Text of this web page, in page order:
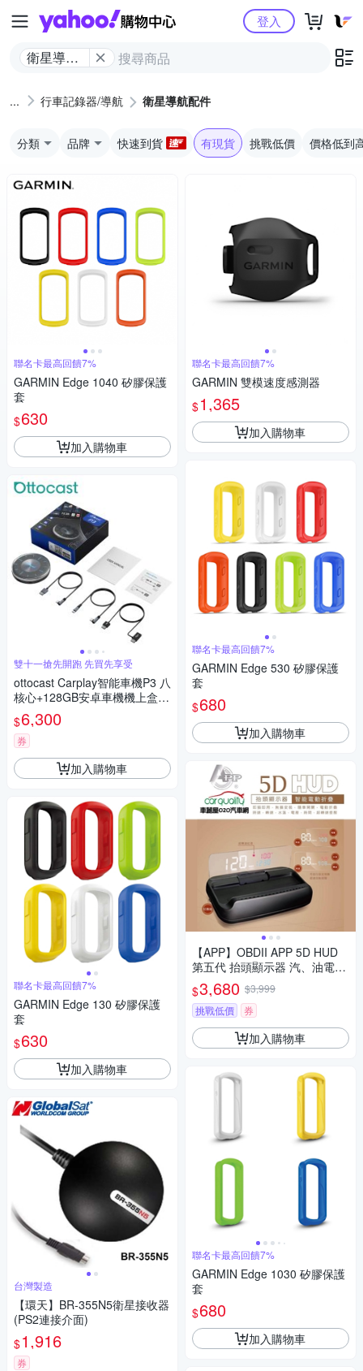
Yahoo購物中心
衛星導航
登入
行車記錄器/導航 衛星導航配件
分類 品牌 快速到貨 有現貨 挑戰低價 價格低到
聯名卡最高回饋7%
GARMIN Edge 1040 矽膠保護
套
$630
加入購物車
雙十一搶先開跑 先買先享受
ottocast Carplay智能車機P3 八
核心+128GB安卓車機機上盒-
車用多媒體影音 即插即用 秒變
安卓機
$6,300
券
加入購物車
聯名卡最高回饋7%
GARMIN Edge 130 矽膠保護
套
$630
加入購物車
台灣製造
【環天】BR-355N5衛星接收器
(PS2連接介面)
$1,916
券
聯名卡最高回饋7%
GARMIN 雙模速度感測器
$1,365
加入購物車
聯名卡最高回饋7%
GARMIN Edge 530 矽膠保護
套
$680
加入購物車
【APP】OBDII APP 5D HUD
第五代 抬頭顯示器 汽、油電車
通用 送安裝(車麗屋)
$3,680 $3,999
挑戰低價
券
加入購物車
聯名卡最高回饋7%
GARMIN Edge 1030 矽膠保護
套
$680
加入購物車